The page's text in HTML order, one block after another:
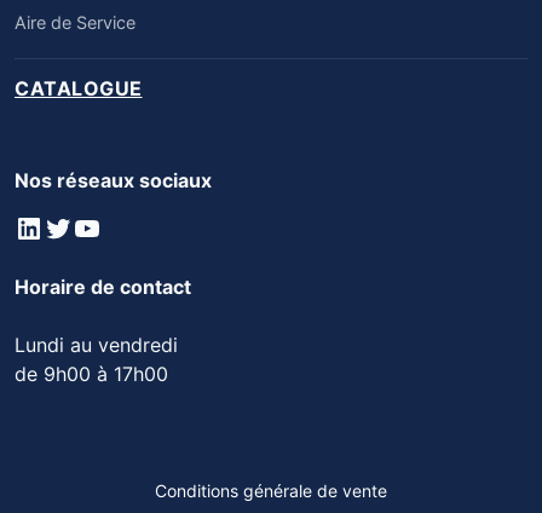
Aire de Service
CATALOGUE
Nos réseaux sociaux
LinkedIn
Twitter
YouTube
Horaire de contact
Lundi au vendredi
de 9h00 à 17h00
Conditions générale de vente